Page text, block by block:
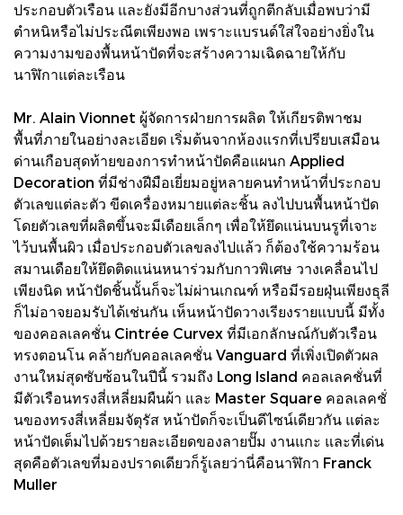
ประกอบตัวเรือน และยังมีอีกบางส่วนที่ถูกตีกลับเมื่อพบว่ามี
ตำหนิหรือไม่ประณีตเพียงพอ เพราะแบรนด์ใส่ใจอย่างยิ่งใน
ความงามของพื้นหน้าปัดที่จะสร้างความเฉิดฉายให้กับ
นาฬิกาแต่ละเรือน
Mr. Alain Vionnet ผู้จัดการฝ่ายการผลิต ให้เกียรติพาชม
พื้นที่ภายในอย่างละเอียด เริ่มต้นจากห้องแรกที่เปรียบเสมือน
ด่านเกือบสุดท้ายของการทำหน้าปัดคือแผนก Applied
Decoration ที่มีช่างฝีมือเยี่ยมอยู่หลายคนทำหน้าที่ประกอบ
ตัวเลขแต่ละตัว ขีดเครื่องหมายแต่ละชิ้น ลงไปบนพื้นหน้าปัด
โดยตัวเลขที่ผลิตขึ้นจะมีเดือยเล็กๆ เพื่อให้ยึดแน่นบนรูที่เจาะ
ไว้บนพื้นผิว เมื่อประกอบตัวเลขลงไปแล้ว ก็ต้องใช้ความร้อน
สมานเดือยให้ยึดติดแน่นหนาร่วมกับกาวพิเศษ วางเคลื่อนไป
เพียงนิด หน้าปัดชิ้นนั้นก็จะไม่ผ่านเกณฑ์ หรือมีรอยฝุ่นเพียงธุลี
ก็ไม่อาจยอมรับได้เช่นกัน เห็นหน้าปัดวางเรียงรายแบบนี้ มีทั้ง
ของคอลเลคชั่น Cintrée Curvex ที่มีเอกลักษณ์กับตัวเรือน
ทรงตอนโน คล้ายกับคอลเลคชั่น Vanguard ที่เพิ่งเปิดตัวผล
งานใหม่สุดซับซ้อนในปีนี้ รวมถึง Long Island คอลเลคชั่นที่
มีตัวเรือนทรงสี่เหลี่ยมผืนผ้า และ Master Square คอลเลคชั่
นของทรงสี่เหลี่ยมจัตุรัส หน้าปัดก็จะเป็นดีไซน์เดียวกัน แต่ละ
หน้าปัดเต็มไปด้วยรายละเอียดของลายปั๊ม งานแกะ และที่เด่น
สุดคือตัวเลขที่มองปราดเดียวก็รู้เลยว่านี่คือนาฬิกา Franck
Muller